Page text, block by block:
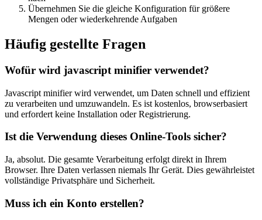
Übernehmen Sie die gleiche Konfiguration für größere
Mengen oder wiederkehrende Aufgaben
Häufig gestellte Fragen
Wofür wird javascript minifier verwendet?
Javascript minifier wird verwendet, um Daten schnell und effizient
zu verarbeiten und umzuwandeln. Es ist kostenlos, browserbasiert
und erfordert keine Installation oder Registrierung.
Ist die Verwendung dieses Online-Tools sicher?
Ja, absolut. Die gesamte Verarbeitung erfolgt direkt in Ihrem
Browser. Ihre Daten verlassen niemals Ihr Gerät. Dies gewährleistet
vollständige Privatsphäre und Sicherheit.
Muss ich ein Konto erstellen?